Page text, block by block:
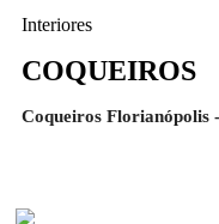
Interiores
COQUEIROS
Coqueiros Florianópolis